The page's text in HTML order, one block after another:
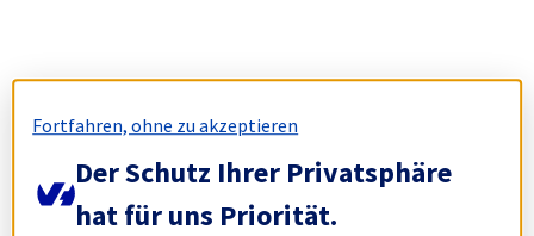
Fortfahren, ohne zu akzeptieren
Der Schutz Ihrer Privatsphäre
hat für uns Priorität.